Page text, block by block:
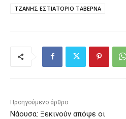
ΤΖΑΝΗΣ ΕΣΤΙΑΤΟΡΙΟ ΤΑΒΕΡΝΑ
Προηγούμενο άρθρο
Νάουσα: Ξεκινούν απόψε οι